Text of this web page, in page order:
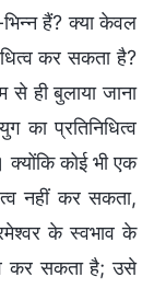
हैं? क्या केवल
कर सकता है?
से ही बुलाया जाना
का प्रतिनिधित्व
कोई भी एक
नहीं कर सकता,
के स्वभाव के
कर सकता है; उसे